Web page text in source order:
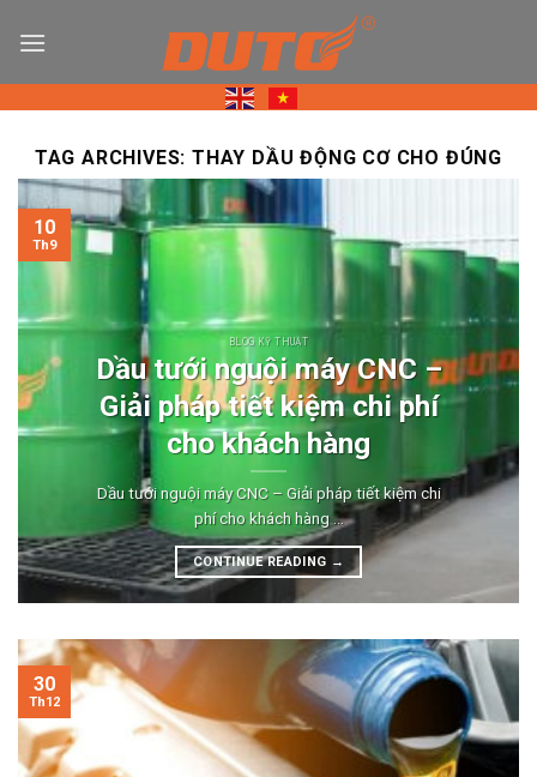
TAG ARCHIVES:THAY DẦU ĐỘNG CƠ CHO ĐÚNG
BLOG KỸ THUẬT
Dầu tưới nguội máy CNC –
Giải pháp tiết kiệm chi phí
cho khách hàng
Dầu tưới nguội máy CNC – Giải pháp tiết kiệm chi
phí cho khách hàng ...
CONTINUE READING →
10
Th9
30
Th12